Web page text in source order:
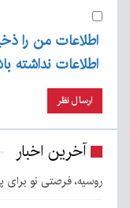
اطلاعات من را
اطلاعات نداشته
آخرین اخبار
روسیه، فرصتی نو برای